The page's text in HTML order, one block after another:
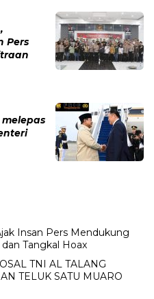
Pers
Insan Pers Mendukung
Tangkal Hoax
TNI AL TALANG
TELUK SATU MUARO